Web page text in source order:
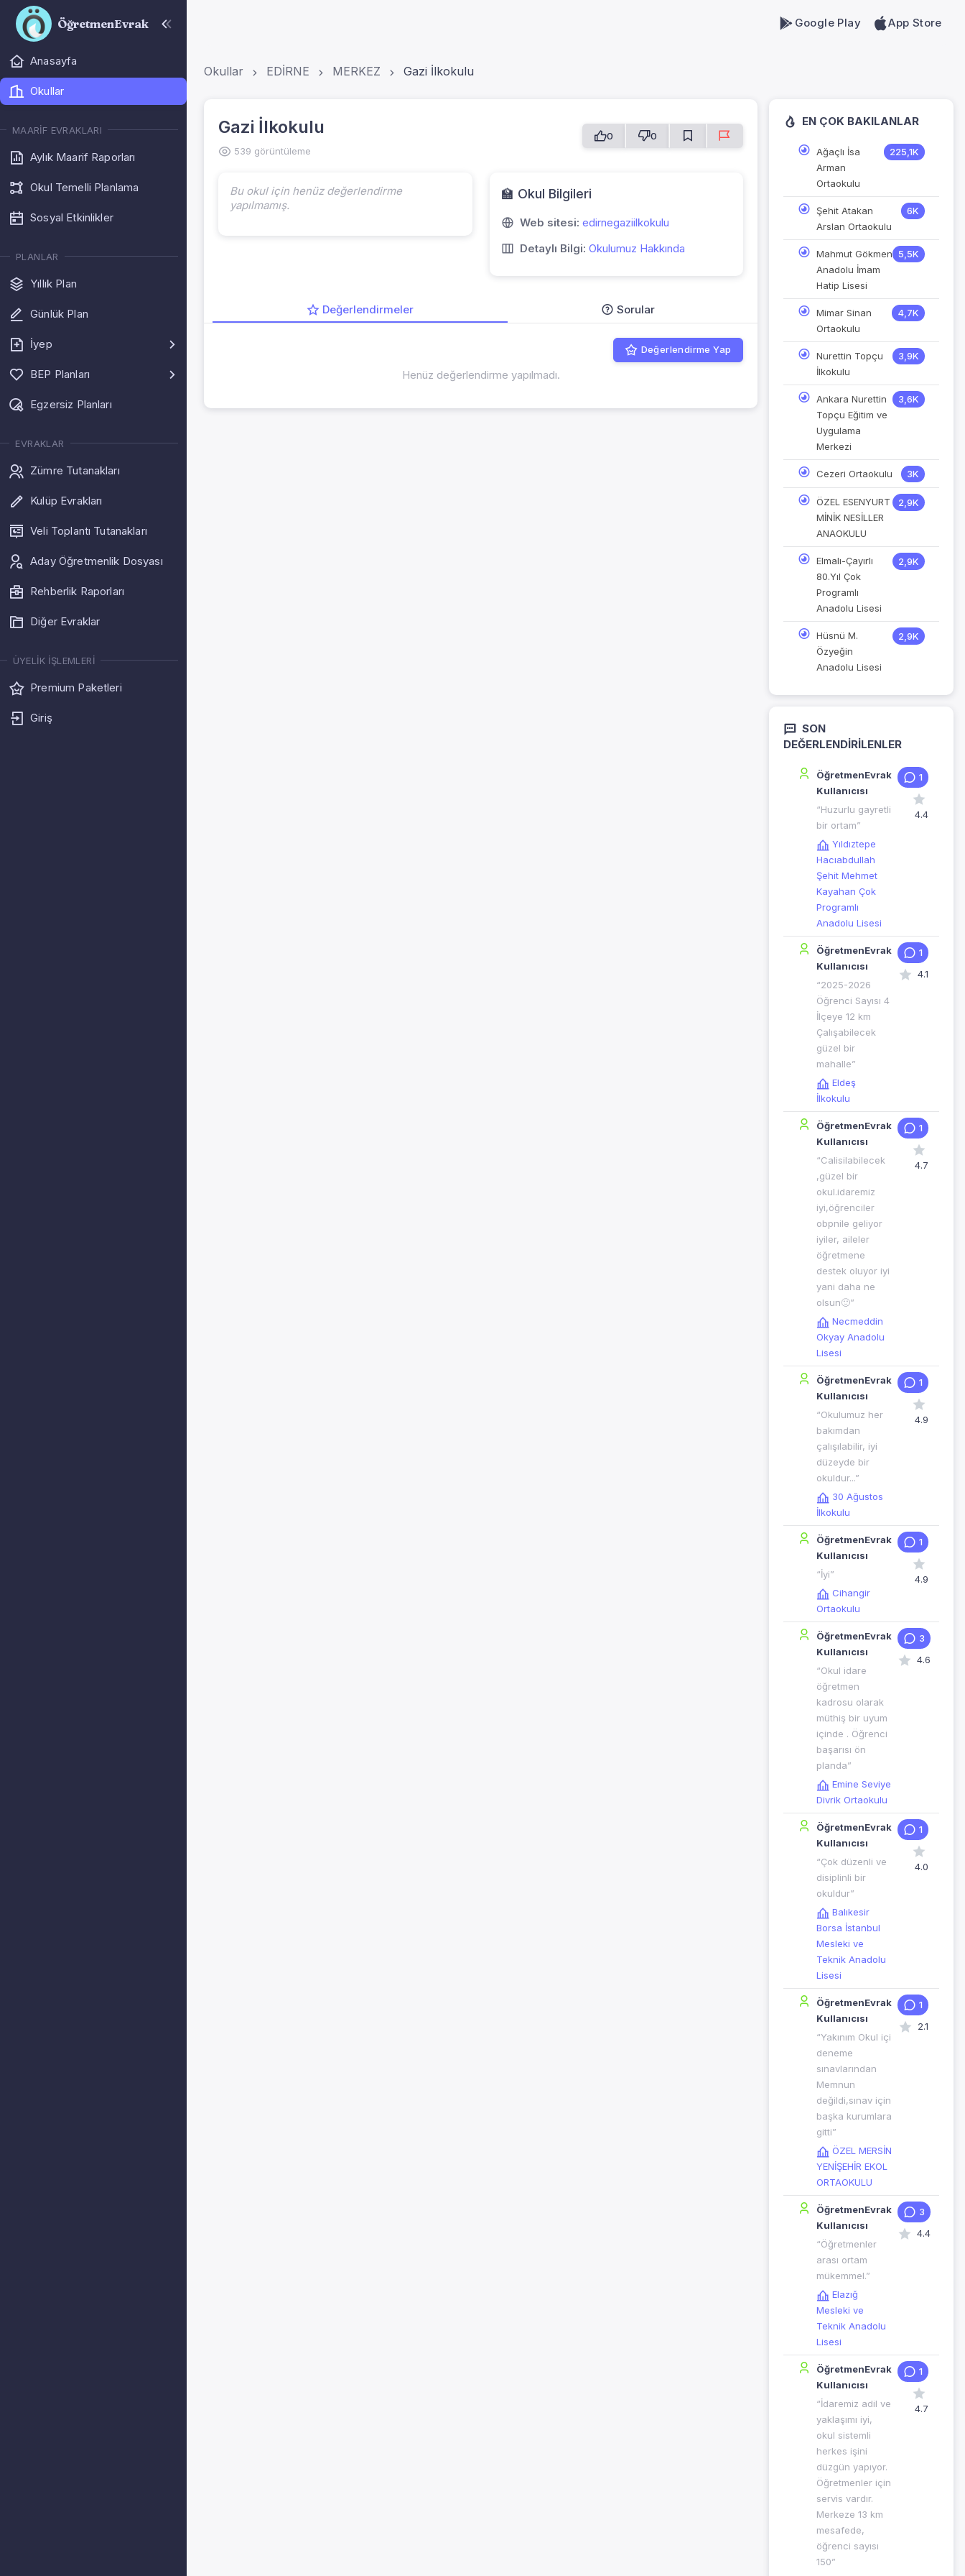
ÖğretmenEvrak
Anasayfa
Okullar
MAARIF EVRAKLARI
Aylık Maarif Raporları
Okul Temelli Planlama
Sosyal Etkinlikler
PLANLAR
Yıllık Plan
Günlük Plan
İyep
BEP Planları
Egzersiz Planları
EVRAKLAR
Zümre Tutanakları
Kulüp Evrakları
Veli Toplantı Tutanakları
Aday Öğretmenlik Dosyası
Rehberlik Raporları
Diğer Evraklar
ÜYELIK İŞLEMLERI
Premium Paketleri
Giriş
Google Play App Store
Okullar EDİRNE MERKEZ Gazi İlkokulu
Gazi İlkokulu
539 görüntüleme
0 0
Bu okul için henüz değerlendirme
yapılmamış.
🏫 Okul Bilgileri
Web sitesi: edirnegaziilkokulu
Detaylı Bilgi: Okulumuz Hakkında
Değerlendirmeler Sorular
Değerlendirme Yap
Henüz değerlendirme yapılmadı.
EN ÇOK BAKILANLAR
Ağaçlı İsa
Arman
Ortaokulu
225,1K
Şehit Atakan
Arslan Ortaokulu
6K
Mahmut Gökmen
Anadolu İmam
Hatip Lisesi
5,5K
Mimar Sinan
Ortaokulu
4,7K
Nurettin Topçu
İlkokulu
3,9K
Ankara Nurettin
Topçu Eğitim ve
Uygulama
Merkezi
3,6K
Cezeri Ortaokulu 3K
ÖZEL ESENYURT
MİNİK NESİLLER
ANAOKULU
2,9K
Elmalı-Çayırlı
80.Yıl Çok
Programlı
Anadolu Lisesi
2,9K
Hüsnü M.
Özyeğin
Anadolu Lisesi
2,9K
SON
DEĞERLENDIRILENLER
ÖğretmenEvrak
Kullanıcısı
“Huzurlu gayretli
bir ortam”
Yıldıztepe
Hacıabdullah
Şehit Mehmet
Kayahan Çok
Programlı
Anadolu Lisesi
1
4.4
ÖğretmenEvrak
Kullanıcısı
“2025-2026
Öğrenci Sayısı 4
İlçeye 12 km
Çalışabilecek
güzel bir
mahalle”
Eldeş
İlkokulu
1
4.1
ÖğretmenEvrak
Kullanıcısı
“Calisilabilecek
,güzel bir
okul.idaremiz
iyi,öğrenciler
obpnile geliyor
iyiler, aileler
öğretmene
destek oluyor iyi
yani daha ne
olsun🙂”
Necmeddin
Okyay Anadolu
Lisesi
1
4.7
ÖğretmenEvrak
Kullanıcısı
“Okulumuz her
bakımdan
çalışılabilir, iyi
düzeyde bir
okuldur...”
30 Ağustos
İlkokulu
1
4.9
ÖğretmenEvrak
Kullanıcısı
“İyi”
Cihangir
Ortaokulu
1
4.9
ÖğretmenEvrak
Kullanıcısı
“Okul idare
öğretmen
kadrosu olarak
müthiş bir uyum
içinde . Öğrenci
başarısı ön
planda”
Emine Seviye
Divrik Ortaokulu
3
4.6
ÖğretmenEvrak
Kullanıcısı
“Çok düzenli ve
disiplinli bir
okuldur”
Balıkesir
Borsa İstanbul
Mesleki ve
Teknik Anadolu
Lisesi
1
4.0
ÖğretmenEvrak
Kullanıcısı
“Yakınım Okul içi
deneme
sınavlarından
Memnun
değildi,sınav için
başka kurumlara
gitti”
ÖZEL MERSİN
YENİŞEHİR EKOL
ORTAOKULU
1
2.1
ÖğretmenEvrak
Kullanıcısı
“Öğretmenler
arası ortam
mükemmel.”
Elazığ
Mesleki ve
Teknik Anadolu
Lisesi
3
4.4
ÖğretmenEvrak
Kullanıcısı
“İdaremiz adil ve
yaklaşımı iyi,
okul sistemli
herkes işini
düzgün yapıyor.
Öğretmenler için
servis vardır.
Merkeze 13 km
mesafede,
öğrenci sayısı
150”
1
4.7